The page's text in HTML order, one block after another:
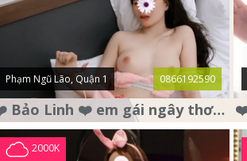
Phạm Ngũ Lão, Quận 1 0866192590
❤️ Bảo Linh ❤️ em gái ngây thơ , mặt nai tơ , chân dài dáng đẹp .
2000K